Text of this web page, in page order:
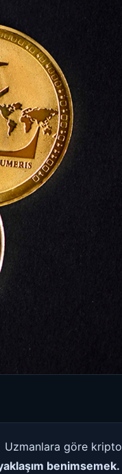
Uzmanlara göre kripto
benimsemek.